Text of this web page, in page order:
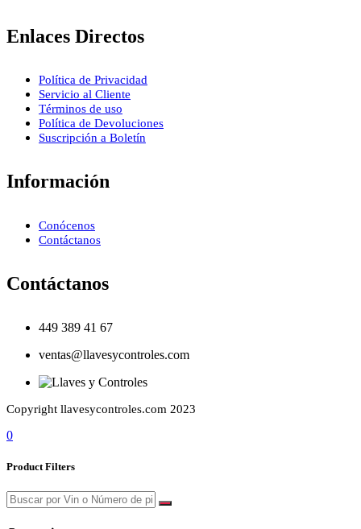
Enlaces Directos
Política de Privacidad
Servicio al Cliente
Términos de uso
Política de Devoluciones
Suscripción a Boletín
Información
Conócenos
Contáctanos
Contáctanos
449 389 41 67
ventas@llavesycontroles.com
Copyright llavesycontroles.com 2023
0
Product Filters